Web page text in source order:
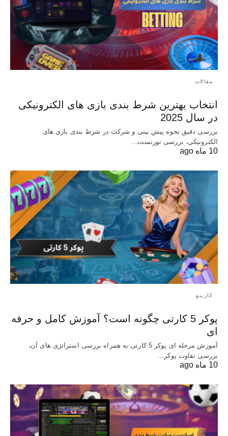
مقالات
انتخاب بهترین شرط بندی بازی‌ های الکترونیکی
در سال 2025
بررسی دقیق نحوه پیش بینی و شرکت در شرط بندی بازی‌ های
الکترونیکی، بررسی تورنمنت…
10 ماه ago
کازینو
پوکر 5 کارتی چگونه است؟ آموزش کامل و حرفه
ای
آموزش مرحله ای پوکر 5 کارتی به همراه بررسی استراتژی های آن،
بررسی تفاوت پوکر…
10 ماه ago